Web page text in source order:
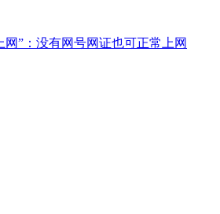
”：没有网号网证也可正常上网